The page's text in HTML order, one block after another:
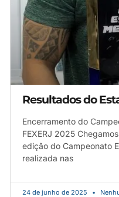
Resultados do
Encerramento do
FEXERJ 2025
edição do Campeonato
realizada nas
24 de junho de 2025